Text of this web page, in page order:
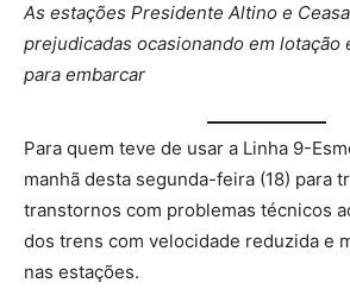
As estações Presidente Altino e
prejudicadas ocasionando em lotação
para embarcar
Para quem teve de usar a Linha 9-
manhã desta segunda-feira (18) para
transtornos com problemas técnicos
dos trens com velocidade reduzida e
nas estações.